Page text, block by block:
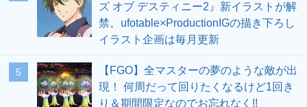
ズ オブ デスティニー2』新イラストが解
禁。ufotable×ProductionIGの描き下ろし
イラスト企画は毎月更新
5
【FGO】全マスターの夢のような敵が出
現！ 何周だって回りたくなるけど1回き
り＆期間限定なのでお忘れなく!!